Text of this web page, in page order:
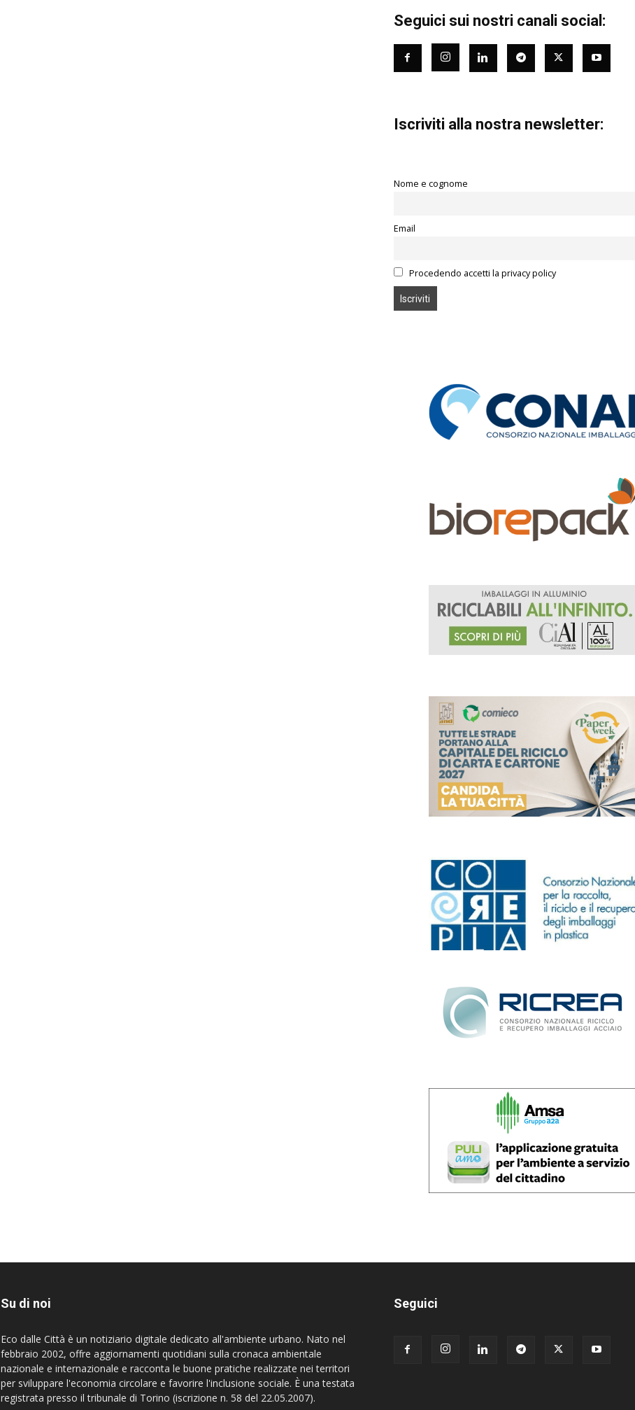
Seguici sui nostri canali social:
Iscriviti alla nostra newsletter:
Nome e cognome
Email
Procedendo accetti la privacy policy
Su di noi
Eco dalle Città è un notiziario digitale dedicato all'ambiente urbano. Nato nel
febbraio 2002, offre aggiornamenti quotidiani sulla cronaca ambientale
nazionale e internazionale e racconta le buone pratiche realizzate nei territori
per sviluppare l'economia circolare e favorire l'inclusione sociale. È una testata
registrata presso il tribunale di Torino (iscrizione n. 58 del 22.05.2007).
Seguici